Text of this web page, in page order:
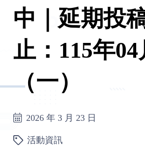
中｜延期投
止：115年04
（一）
2026 年 3 月 23 日
活動資訊